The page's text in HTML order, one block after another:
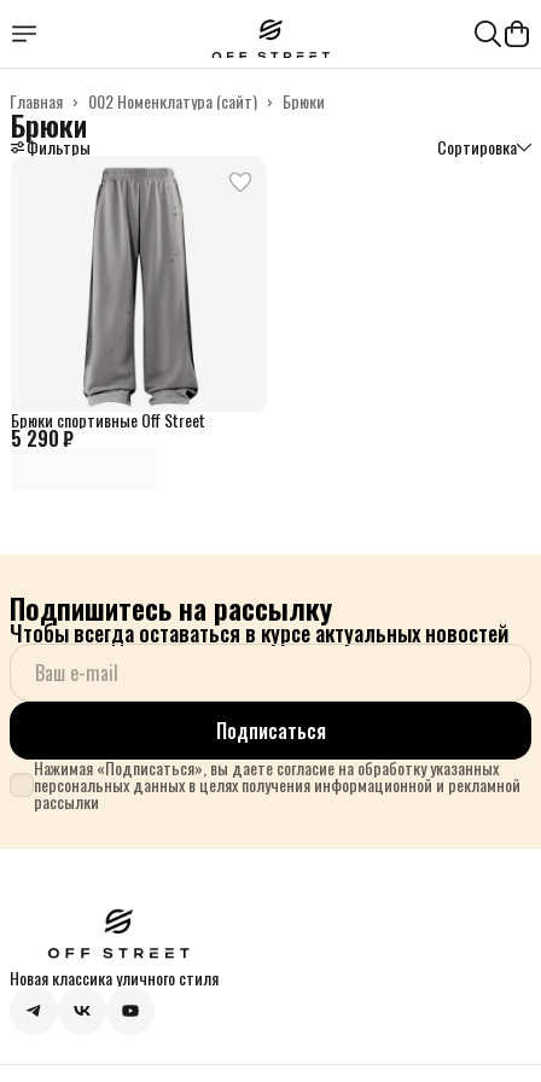
Брюки
002 Номенклатура (сайт) ›
Главная ›
Брюки
Фильтры Сортировка
5 290 ₽
Брюки спортивные Off Street
Подпишитесь на рассылку
Чтобы всегда оставаться в курсе актуальных новостей
Подписаться
Нажимая «Подписаться», вы даете согласие на обработку указанных
персональных данных в целях получения информационной и рекламной
рассылки
Новая классика уличного стиля